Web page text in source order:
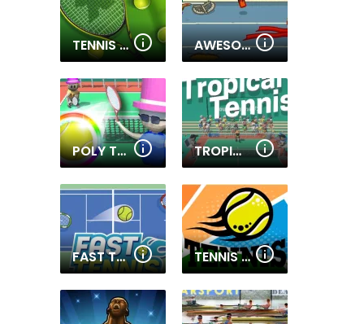
TENNIS OPEN 2022 AWESOME RUN 2
POLY TENNIS TROPICAL TENNIS
FAST TENNIS TENNIS OPEN 2021